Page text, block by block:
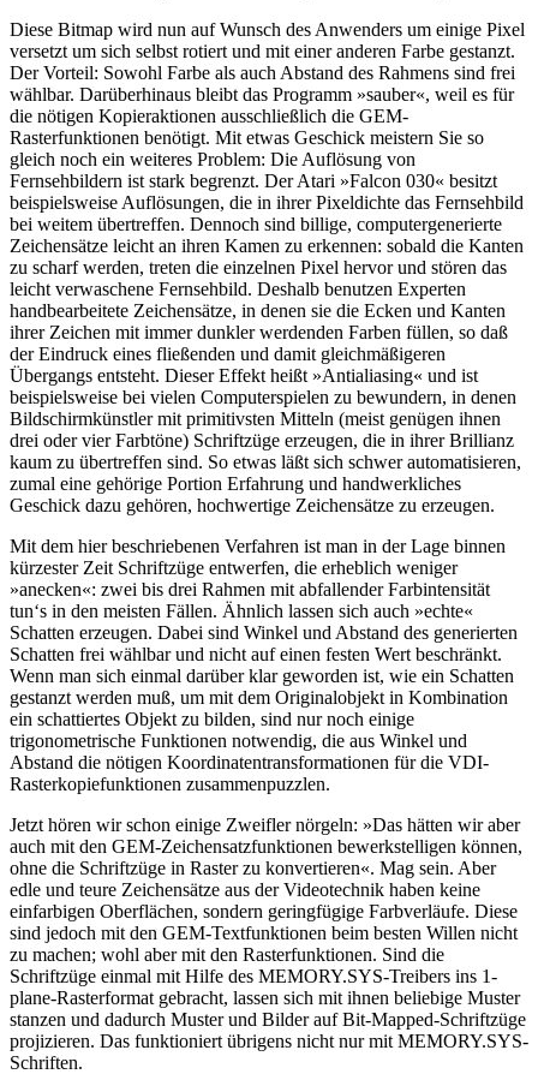
Diese Bitmap wird nun auf Wunsch des Anwenders um einige Pixel
versetzt um sich selbst rotiert und mit einer anderen Farbe gestanzt.
Der Vorteil: Sowohl Farbe als auch Abstand des Rahmens sind frei
wählbar. Darüberhinaus bleibt das Programm »sauber«, weil es für
die nötigen Kopieraktionen ausschließlich die GEM-
Rasterfunktionen benötigt. Mit etwas Geschick meistern Sie so
gleich noch ein weiteres Problem: Die Auflösung von
Fernsehbildern ist stark begrenzt. Der Atari »Falcon 030« besitzt
beispielsweise Auflösungen, die in ihrer Pixeldichte das Fernsehbild
bei weitem übertreffen. Dennoch sind billige, computergenerierte
Zeichensätze leicht an ihren Kamen zu erkennen: sobald die Kanten
zu scharf werden, treten die einzelnen Pixel hervor und stören das
leicht verwaschene Fernsehbild. Deshalb benutzen Experten
handbearbeitete Zeichensätze, in denen sie die Ecken und Kanten
ihrer Zeichen mit immer dunkler werdenden Farben füllen, so daß
der Eindruck eines fließenden und damit gleichmäßigeren
Übergangs entsteht. Dieser Effekt heißt »Antialiasing« und ist
beispielsweise bei vielen Computerspielen zu bewundern, in denen
Bildschirmkünstler mit primitivsten Mitteln (meist genügen ihnen
drei oder vier Farbtöne) Schriftzüge erzeugen, die in ihrer Brillianz
kaum zu übertreffen sind. So etwas läßt sich schwer automatisieren,
zumal eine gehörige Portion Erfahrung und handwerkliches
Geschick dazu gehören, hochwertige Zeichensätze zu erzeugen.
Mit dem hier beschriebenen Verfahren ist man in der Lage binnen
kürzester Zeit Schriftzüge entwerfen, die erheblich weniger
»anecken«: zwei bis drei Rahmen mit abfallender Farbintensität
tun‘s in den meisten Fällen. Ähnlich lassen sich auch »echte«
Schatten erzeugen. Dabei sind Winkel und Abstand des generierten
Schatten frei wählbar und nicht auf einen festen Wert beschränkt.
Wenn man sich einmal darüber klar geworden ist, wie ein Schatten
gestanzt werden muß, um mit dem Originalobjekt in Kombination
ein schattiertes Objekt zu bilden, sind nur noch einige
trigonometrische Funktionen notwendig, die aus Winkel und
Abstand die nötigen Koordinatentransformationen für die VDI-
Rasterkopiefunktionen zusammenpuzzlen.
Jetzt hören wir schon einige Zweifler nörgeln: »Das hätten wir aber
auch mit den GEM-Zeichensatzfunktionen bewerkstelligen können,
ohne die Schriftzüge in Raster zu konvertieren«. Mag sein. Aber
edle und teure Zeichensätze aus der Videotechnik haben keine
einfarbigen Oberflächen, sondern geringfügige Farbverläufe. Diese
sind jedoch mit den GEM-Textfunktionen beim besten Willen nicht
zu machen; wohl aber mit den Rasterfunktionen. Sind die
Schriftzüge einmal mit Hilfe des MEMORY.SYS-Treibers ins 1-
plane-Rasterformat gebracht, lassen sich mit ihnen beliebige Muster
stanzen und dadurch Muster und Bilder auf Bit-Mapped-Schriftzüge
projizieren. Das funktioniert übrigens nicht nur mit MEMORY.SYS-
Schriften.